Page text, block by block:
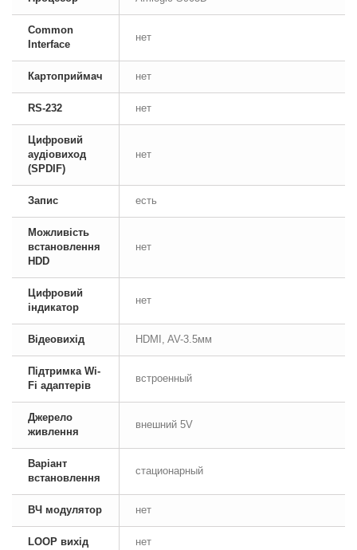
Common
Interface
нет
Картоприймач нет
RS-232 нет
Цифровий
аудіовиход
(SPDIF)
нет
Запис есть
Можливість
встановлення
HDD
нет
Цифровий
індикатор
нет
Відеовихід HDMI, AV-3.5мм
Підтримка Wi-
Fi адаптерів
встроенный
Джерело
живлення
внешний 5V
Варіант
встановлення
стационарный
ВЧ модулятор нет
LOOP вихід нет